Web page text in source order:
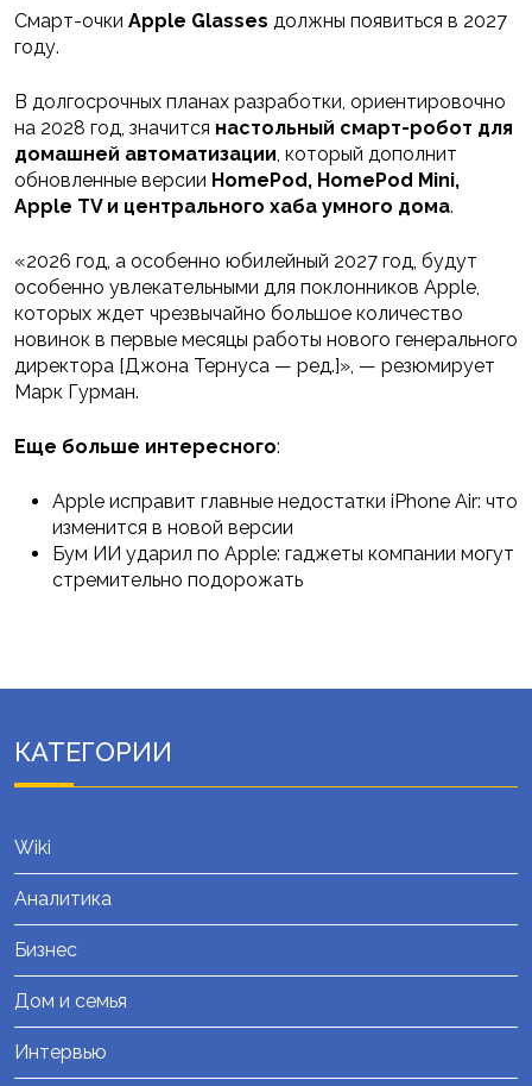
Смарт-очки Apple Glasses должны появиться в 2027
году.
В долгосрочных планах разработки, ориентировочно
на 2028 год, значится настольный смарт-робот для
домашней автоматизации, который дополнит
обновленные версии HomePod, HomePod Mini,
Apple TV и центрального хаба умного дома.
«2026 год, а особенно юбилейный 2027 год, будут
особенно увлекательными для поклонников Apple,
которых ждет чрезвычайно большое количество
новинок в первые месяцы работы нового генерального
директора [Джона Тернуса — ред.]», — резюмирует
Марк Гурман.
Еще больше интересного:
Apple исправит главные недостатки iPhone Air: что
изменится в новой версии
Бум ИИ ударил по Apple: гаджеты компании могут
стремительно подорожать
КАТЕГОРИИ
Wiki
Аналитика
Бизнес
Дом и семья
Интервью